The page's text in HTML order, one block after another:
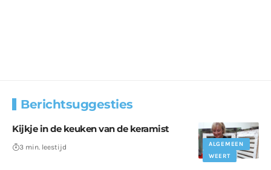
Berichtsuggesties
ALGEMEEN
WEERT
Kijkje in de keuken van de keramist
3 min. leestijd